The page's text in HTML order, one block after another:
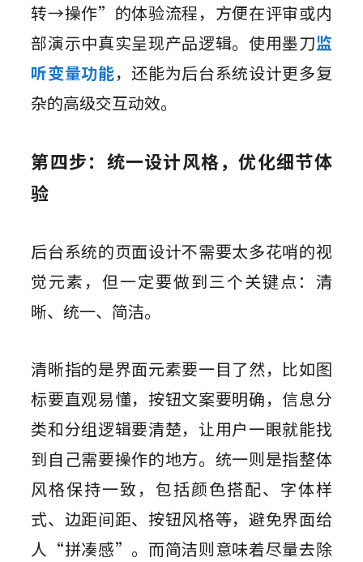
转→操作”的体验流程，方便在评审或内
部演示中真实呈现产品逻辑。使用墨刀监
听变量功能，还能为后台系统设计更多复
杂的高级交互动效。
第四步：统一设计风格，优化细节体
验
后台系统的页面设计不需要太多花哨的视
觉元素，但一定要做到三个关键点：清
晰、统一、简洁。
清晰指的是界面元素要一目了然，比如图
标要直观易懂，按钮文案要明确，信息分
类和分组逻辑要清楚，让用户一眼就能找
到自己需要操作的地方。统一则是指整体
风格保持一致，包括颜色搭配、字体样
式、边距间距、按钮风格等，避免界面给
人“拼凑感”。而简洁则意味着尽量去除